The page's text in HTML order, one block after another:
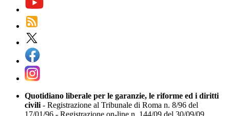
Quotidiano liberale per le garanzie, le riforme ed i diritti
civili - Registrazione al Tribunale di Roma n. 8/96 del